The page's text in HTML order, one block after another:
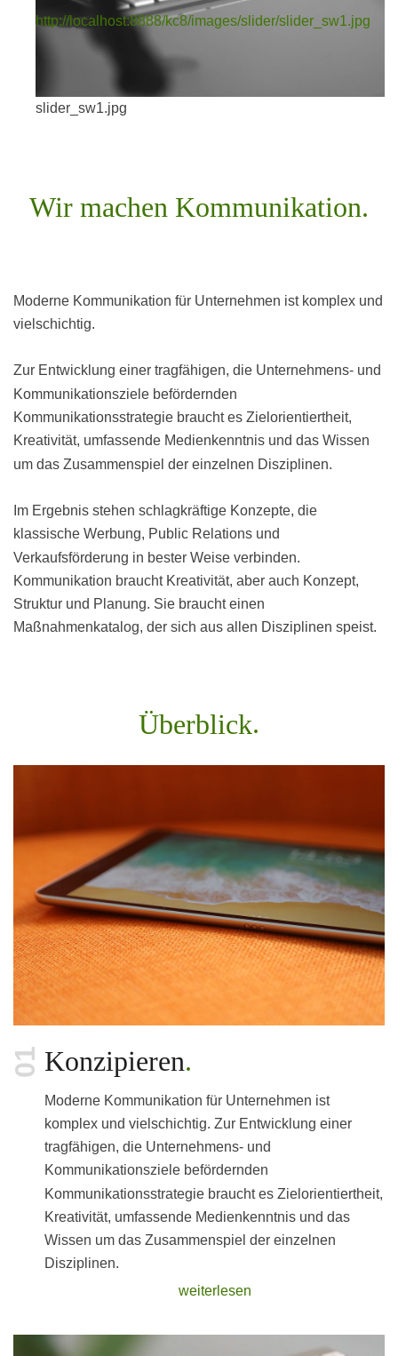
slider_sw1.jpg
http://localhost:8888/kc8/images/slider/slider_sw1.jpg
Wir machen Kommunikation
Moderne Kommunikation für Unternehmen ist komplex und
vielschichtig.
Zur Entwicklung einer tragfähigen, die Unternehmens- und
Kommunikationsziele befördernden
Kommunikationsstrategie braucht es Zielorientiertheit,
Kreativität, umfassende Medienkenntnis und das Wissen
um das Zusammenspiel der einzelnen Disziplinen.
Im Ergebnis stehen schlagkräftige Konzepte, die
klassische Werbung, Public Relations und
Verkaufsförderung in bester Weise verbinden.
Kommunikation braucht Kreativität, aber auch Konzept,
Struktur und Planung. Sie braucht einen
Maßnahmenkatalog, der sich aus allen Disziplinen speist.
Überblick
Konzipieren
Moderne Kommunikation für Unternehmen ist
komplex und vielschichtig. Zur Entwicklung einer
tragfähigen, die Unternehmens- und
Kommunikationsziele befördernden
Kommunikationsstrategie braucht es Zielorientiertheit,
Kreativität, umfassende Medienkenntnis und das
Wissen um das Zusammenspiel der einzelnen
Disziplinen.
weiterlesen